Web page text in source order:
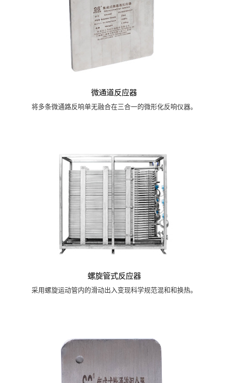
微通道反应器
将多条微通路反响单无融合在三合一的微形化反响仪器。
螺旋管式反应器
采用螺旋运动管内的滑动出入变现科学规范混和和换热。